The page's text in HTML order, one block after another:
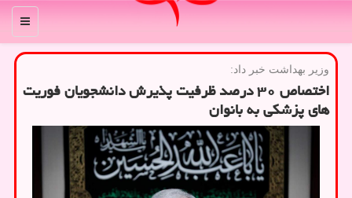
منو
وزیر بهداشت خبر داد:
اختصاص ۳۰ درصد ظرفیت پذیرش دانشجویان فوریت
های پزشكی به بانوان